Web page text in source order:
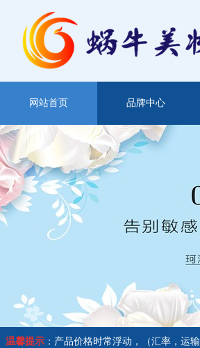
网站首页 品牌中心
温馨提示 ：产品价格时常浮动，（汇率，运